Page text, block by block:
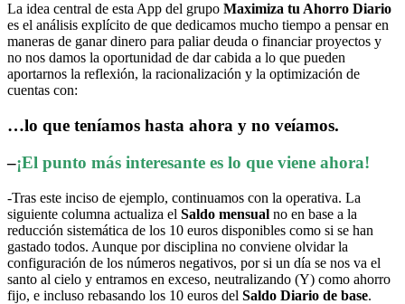
La idea central de esta App del grupo Maximiza tu Ahorro Diario
es el análisis explícito de que dedicamos mucho tiempo a pensar en
maneras de ganar dinero para paliar deuda o financiar proyectos y
no nos damos la oportunidad de dar cabida a lo que pueden
aportarnos la reflexión, la racionalización y la optimización de
cuentas con:
…lo que teníamos hasta ahora y no veíamos.
–¡El punto más interesante es lo que viene ahora!
-Tras este inciso de ejemplo, continuamos con la operativa. La
siguiente columna actualiza el Saldo mensual no en base a la
reducción sistemática de los 10 euros disponibles como si se han
gastado todos. Aunque por disciplina no conviene olvidar la
configuración de los números negativos, por si un día se nos va el
santo al cielo y entramos en exceso, neutralizando (Y) como ahorro
fijo, e incluso rebasando los 10 euros del Saldo Diario de base.